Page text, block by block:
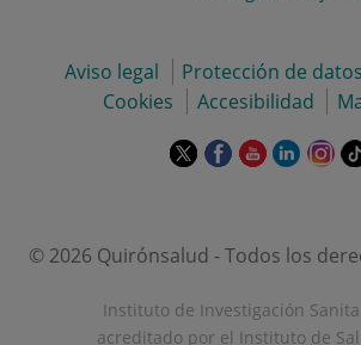
Aviso legal Protección de datos
Cookies
Accesibilidad
Este
en
ventana
nueva.
Este
en
ventana
nueva.
Este
en
ventana
Este
en
ventana
nueva.
en
© 2026 Quirónsalud - Todos los
Instituto de Investigación
acreditado por el Instituto de